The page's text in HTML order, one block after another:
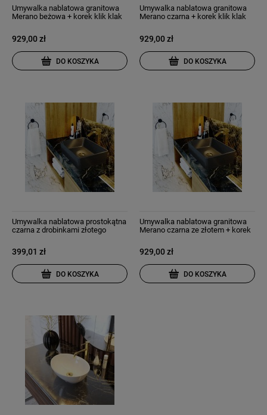
Umywalka nablatowa granitowa
Merano beżowa + korek klik klak
929,00 zł
DO KOSZYKA
Umywalka nablatowa granitowa
Merano czarna + korek klik klak
929,00 zł
DO KOSZYKA
Umywalka nablatowa prostokątna
czarna z drobinkami złotego
399,01 zł
DO KOSZYKA
Umywalka nablatowa granitowa
Merano czarna ze złotem + korek
929,00 zł
DO KOSZYKA